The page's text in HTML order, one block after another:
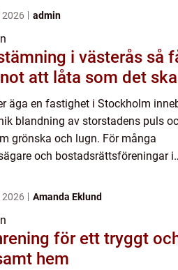
admin
i västerås så får
att låta som det ska
äga en fastighet i Stockholm
blandning av storstadens puls
grönska och lugn. För många
och bostadsrättsföreningar i
Amanda Eklund
för ett tryggt
hem